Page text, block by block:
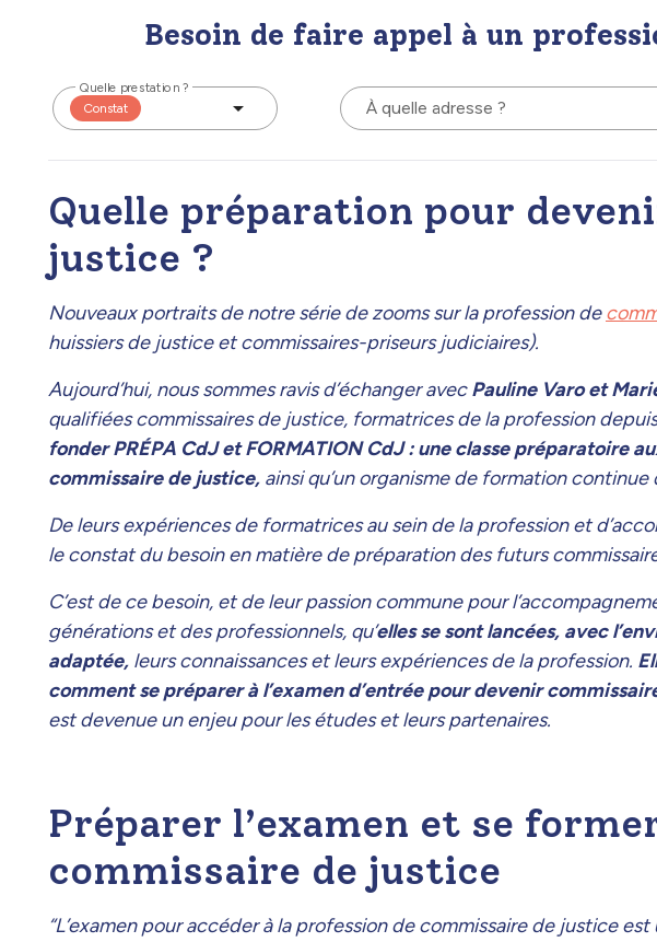
Besoin de faire appel à un
Quelle prestation ?
Constat À quelle adresse ?
Quelle préparation pour
justice ?
Nouveaux portraits de notre série de zooms sur la profession de
huissiers de justice et commissaires-priseurs judiciaires).
Aujourd’hui, nous sommes ravis d’échanger avecPauline Varo et
qualifiées commissaires de justice, formatrices de la profession
fonder PRÉPA CdJ et FORMATION CdJ : une classe préparatoire
commissaire de justice, ainsi qu’un organisme de formation continue
De leurs expériences de formatrices au sein de la profession et
le constat du besoin en matière de préparation des futurs
C’est de ce besoin, et de leur passion commune pour
générations et des professionnels, qu’elles se sont lancées, avec
adaptée, leurs connaissances et leurs expériences de la profession.
comment se préparer à l’examen d’entrée pour devenir
est devenue un enjeu pour les études et leurs partenaires.
Préparer l’examen et se
commissaire de justice
“L’examen pour accéder à la profession de commissaire de justice